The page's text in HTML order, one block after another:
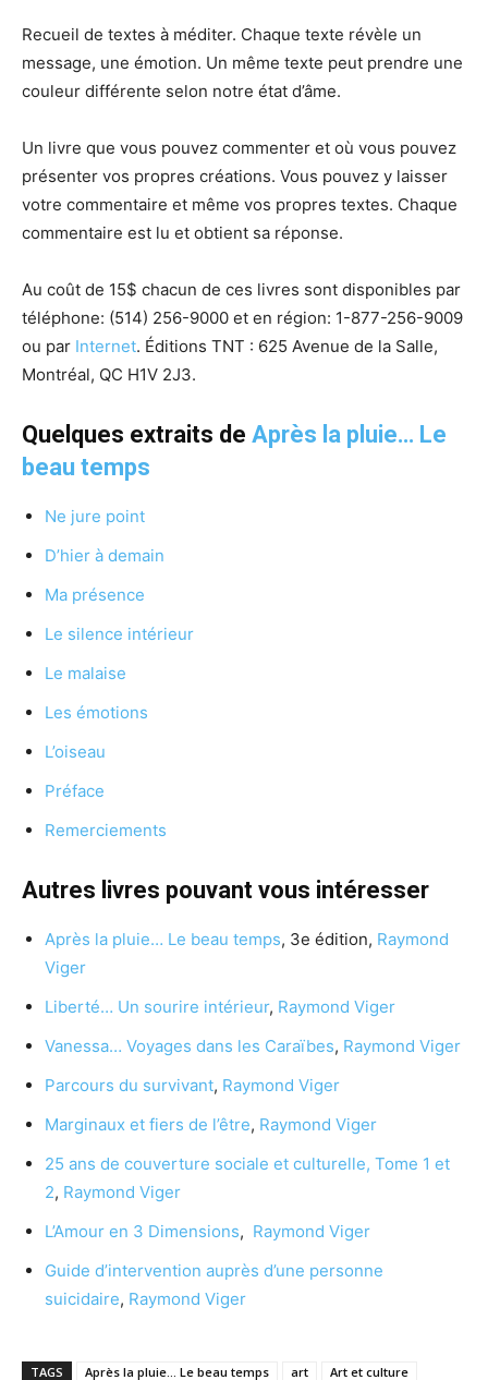
Recueil de textes à méditer. Chaque texte révèle un
message, une émotion. Un même texte peut prendre une
couleur différente selon notre état d’âme.
Un livre que vous pouvez commenter et où vous pouvez
présenter vos propres créations. Vous pouvez y laisser
votre commentaire et même vos propres textes. Chaque
commentaire est lu et obtient sa réponse.
Au coût de 15$ chacun de ces livres sont disponibles par
téléphone: (514) 256-9000 et en région: 1-877-256-9009
ou par Internet. Éditions TNT : 625 Avenue de la Salle,
Montréal, QC H1V 2J3.
Quelques extraits de Après la pluie… Le
beau temps
Ne jure point
D’hier à demain
Ma présence
Le silence intérieur
Le malaise
Les émotions
L’oiseau
Préface
Remerciements
Autres livres pouvant vous intéresser
Après la pluie… Le beau temps, 3e édition, Raymond
Viger
Liberté… Un sourire intérieur, Raymond Viger
Vanessa… Voyages dans les Caraïbes, Raymond Viger
Parcours du survivant, Raymond Viger
Marginaux et fiers de l’être, Raymond Viger
25 ans de couverture sociale et culturelle, Tome 1 et
2, Raymond Viger
L’Amour en 3 Dimensions, Raymond Viger
Guide d’intervention auprès d’une personne
suicidaire, Raymond Viger
TAGS Après la pluie... Le beau temps art Art et culture